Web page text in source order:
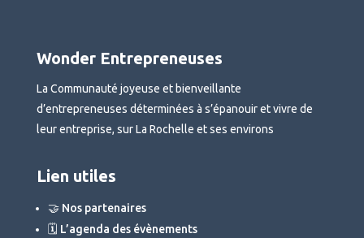
Wonder Entrepreneuses
La Communauté joyeuse et bienveillante
d’entrepreneuses déterminées à s’épanouir et vivre de
leur entreprise, sur La Rochelle et ses environs
Lien utiles
🤝 Nos partenaires
🗓 L’agenda des évènements